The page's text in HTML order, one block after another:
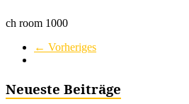
ch room 1000
← Vorheriges
Neueste Beiträge